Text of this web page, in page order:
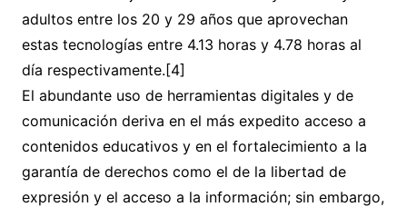
adultos entre los 20 y 29 años que aprovechan
estas tecnologías entre 4.13 horas y 4.78 horas al
día respectivamente.[4]
El abundante uso de herramientas digitales y de
comunicación deriva en el más expedito acceso a
contenidos educativos y en el fortalecimiento a la
garantía de derechos como el de la libertad de
expresión y el acceso a la información; sin embargo,